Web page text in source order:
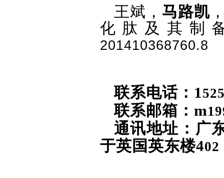
王斌， 马路凯
化肽及其制
201410368760.8
联系电话： 1
联系邮箱： m
通讯地址：广
于英国英东楼402